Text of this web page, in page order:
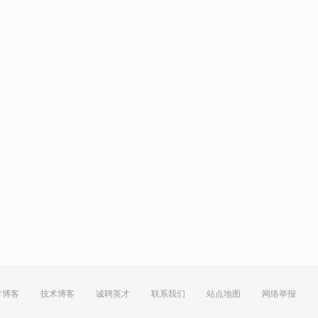
博客 技术博客 诚聘英才 联系我们 站点地图 网络举报